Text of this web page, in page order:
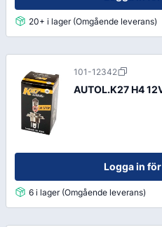
20+ i lager (Omgående leverans)
101-12342
AUTOL.K27 H4
Logga in
6 i lager (Omgående leverans)